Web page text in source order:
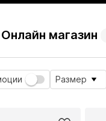
Онлайн магазин
Размер